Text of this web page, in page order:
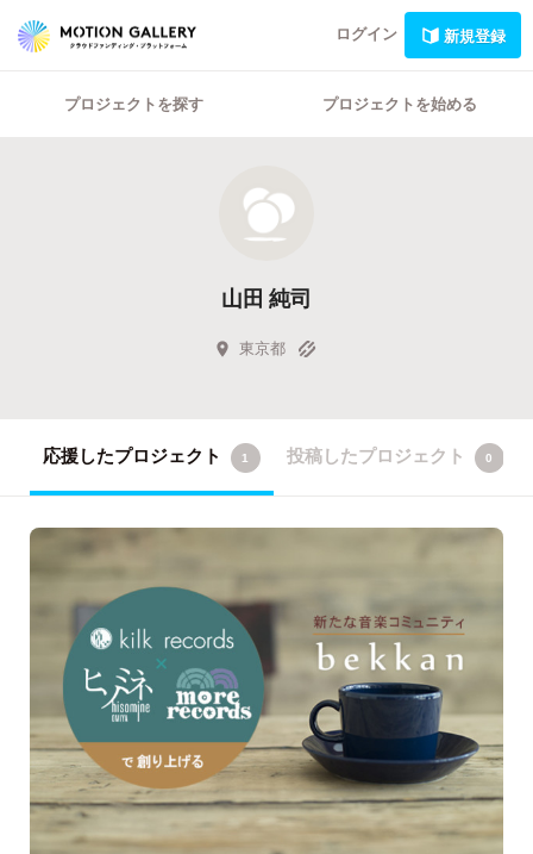
ログイン 新規登録
プロジェクトを探す プロジェクトを始める
山田 純司
東京都
応援したプロジェクト 1 投稿したプロジェクト 0